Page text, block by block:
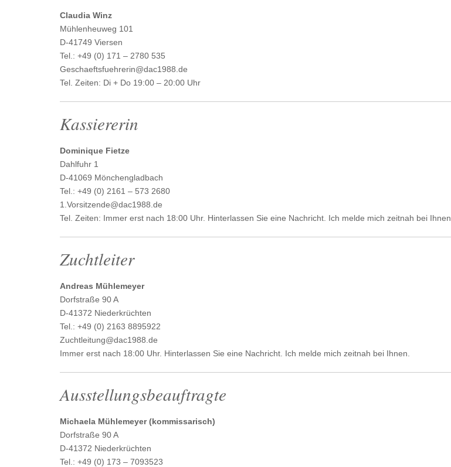
Claudia Winz
Mühlenheuweg 101
D-41749 Viersen
Tel.: +49 (0) 171 – 2780 535
Geschaeftsfuehrerin@dac1988.de
Tel. Zeiten: Di + Do 19:00 – 20:00 Uhr
Kassiererin
Dominique Fietze
Dahlfuhr 1
D-41069 Mönchengladbach
Tel.: +49 (0) 2161 – 573 2680
1.Vorsitzende@dac1988.de
Tel. Zeiten: Immer erst nach 18:00 Uhr. Hinterlassen Sie eine Nachricht. Ich melde mich zeitnah bei Ihnen.
Zuchtleiter
Andreas Mühlemeyer
Dorfstraße 90 A
D-41372 Niederkrüchten
Tel.: +49 (0) 2163 8895922
Zuchtleitung@dac1988.de
Immer erst nach 18:00 Uhr. Hinterlassen Sie eine Nachricht. Ich melde mich zeitnah bei Ihnen.
Ausstellungsbeauftragte
Michaela Mühlemeyer (kommissarisch)
Dorfstraße 90 A
D-41372 Niederkrüchten
Tel.: +49 (0) 173 – 7093523